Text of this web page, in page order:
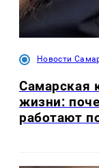
Новости
Самарская
жизни:
работают